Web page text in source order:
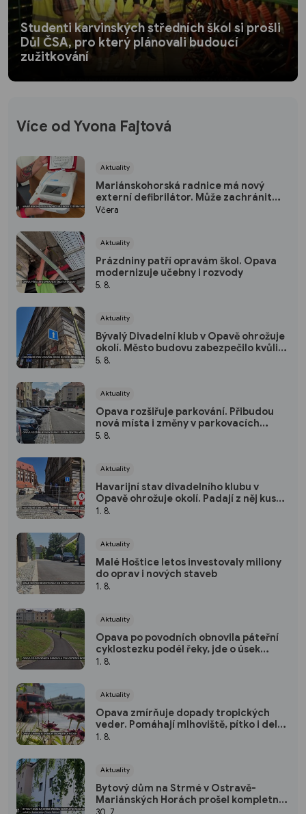
Studenti karvinských středních škol si prošli
Důl ČSA, pro který plánovali budoucí
zužitkování
Více od Yvona Fajtová
Aktuality
Mariánskohorská radnice má nový
externí defibrilátor. Může zachránit
život během několika minut
Včera
Aktuality
Prázdniny patří opravám škol. Opava
modernizuje učebny i rozvody
5. 8.
Aktuality
Bývalý Divadelní klub v Opavě ohrožuje
okolí. Město budovu zabezpečilo kvůli
padající omítce
5. 8.
Aktuality
Opava rozšiřuje parkování. Přibudou
nová místa i změny v parkovacích
zónách
5. 8.
Aktuality
Havarijní stav divadelního klubu v
Opavě ohrožuje okolí. Padají z něj kusy
omítky
1. 8.
Aktuality
Malé Hoštice letos investovaly miliony
do oprav i nových staveb
1. 8.
Aktuality
Opava po povodních obnovila páteřní
cyklostezku podél řeky, jde o úsek
dlouhý přes 3 kilometry
1. 8.
Aktuality
Opava zmírňuje dopady tropických
veder. Pomáhají mlhoviště, pítko i delší
otevírací doba koupaliště
1. 8.
Aktuality
Bytový dům na Strmé v Ostravě-
Mariánských Horách prošel kompletní
rekonstrukcí